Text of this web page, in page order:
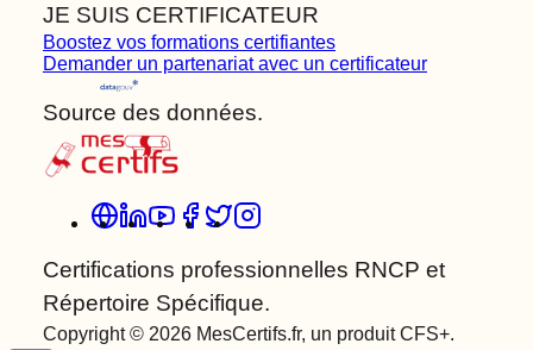
JE SUIS CERTIFICATEUR
Boostez vos formations certifiantes
Demander un partenariat avec un certificateur
Source des données.
Certifications professionnelles RNCP et
Répertoire Spécifique.
Copyright © 2026 MesCertifs.fr, un produit CFS+.